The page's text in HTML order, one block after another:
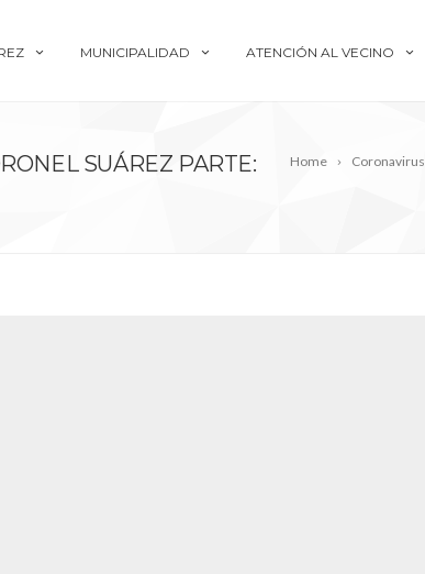
MUNICIPALIDAD ATENCIÓN AL VECINO
Home Coronavirus
SUÁREZ PARTE: